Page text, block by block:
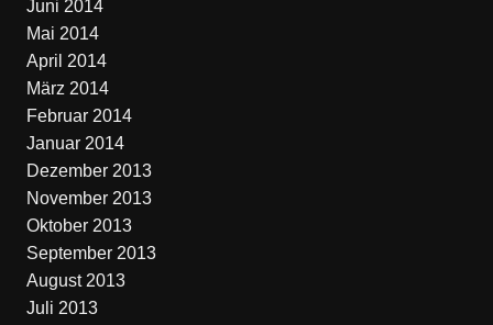
Juni 2014
Mai 2014
April 2014
März 2014
Februar 2014
Januar 2014
Dezember 2013
November 2013
Oktober 2013
September 2013
August 2013
Juli 2013